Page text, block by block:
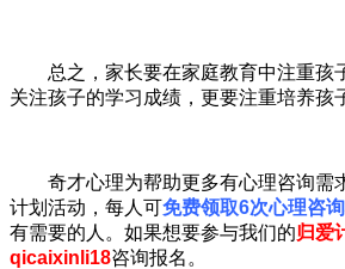
总之，家长要在家庭教育中注重孩
关注孩子的学习成绩，更要注重培养孩
奇才心理为帮助更多有心理咨询需
计划活动，每人可免费领取6次心理咨询
有需要的人。如果想要参与我们的归爱
qicaixinli18咨询报名。